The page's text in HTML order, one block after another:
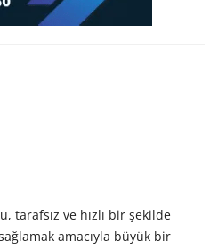
tarafsız ve hızlı bir şekilde
amacıyla büyük bir